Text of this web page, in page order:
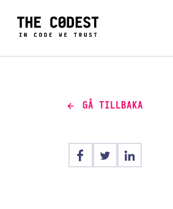
GÅ TILLBAKA